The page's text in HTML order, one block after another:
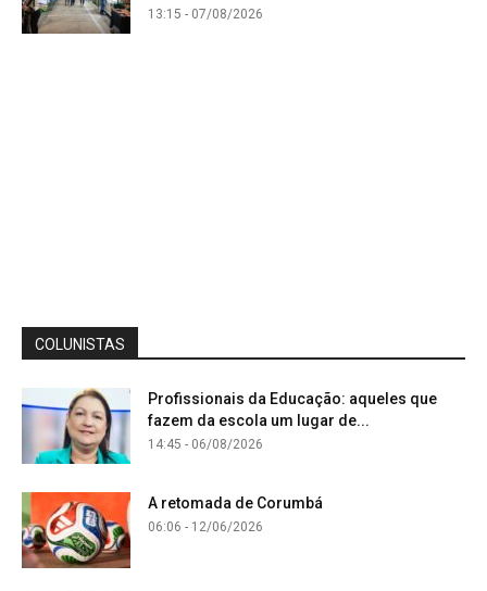
13:15 - 07/08/2026
COLUNISTAS
Profissionais da Educação: aqueles que
fazem da escola um lugar de...
14:45 - 06/08/2026
A retomada de Corumbá
06:06 - 12/06/2026